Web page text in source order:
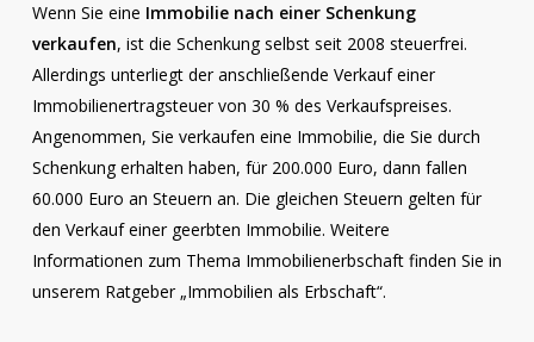
Wenn Sie eine Immobilie nach einer Schenkung
verkaufen, ist die Schenkung selbst seit 2008 steuerfrei.
Allerdings unterliegt der anschließende Verkauf einer
Immobilienertragsteuer von 30 % des Verkaufspreises.
Angenommen, Sie verkaufen eine Immobilie, die Sie durch
Schenkung erhalten haben, für 200.000 Euro, dann fallen
60.000 Euro an Steuern an. Die gleichen Steuern gelten für
den Verkauf einer geerbten Immobilie. Weitere
Informationen zum Thema Immobilienerbschaft finden Sie in
unserem Ratgeber „Immobilien als Erbschaft“.